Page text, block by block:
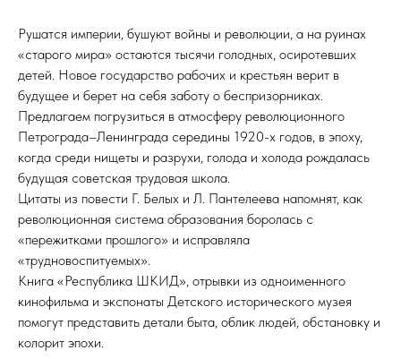
Рушатся империи, бушуют войны и революции, а на руинах
«старого мира» остаются тысячи голодных, осиротевших
детей. Новое государство рабочих и крестьян верит в
будущее и берет на себя заботу о беспризорниках.
Предлагаем погрузиться в атмосферу революционного
Петрограда–Ленинграда середины 1920-х годов, в эпоху,
когда среди нищеты и разрухи, голода и холода рождалась
будущая советская трудовая школа.
Цитаты из повести Г. Белых и Л. Пантелеева напомнят, как
революционная система образования боролась с
«пережитками прошлого» и исправляла
«трудновоспитуемых».
Книга «Республика ШКИД», отрывки из одноименного
кинофильма и экспонаты Детского исторического музея
помогут представить детали быта, облик людей, обстановку и
колорит эпохи.